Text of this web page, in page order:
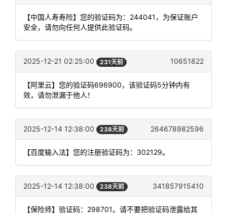
【中国人寿寿险】您的验证码为：244041，为保证账户
安全，请勿向任何人提供此验证码。
2025-12-21 02:25:00 231天前 10651822
【阿里云】您的验证码696900，该验证码5分钟内有
效，请勿泄漏于他人！
2025-12-14 12:38:00 238天前 264678982596
【百度输入法】您的注册验证码为：302129。
2025-12-14 12:38:00 238天前 341857915410
【保险师】验证码：298701。请不要把验证码泄露给其